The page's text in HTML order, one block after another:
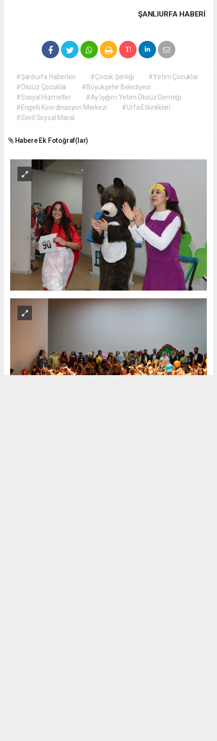
ŞANLIURFA HABERİ
#Şanlıurfa Haberleri #Çocuk Şenliği
#Yetim Çocuklar
#Öksüz Çocuklar
#Büyükşehir Belediyesi
#Sosyal Hizmetler
#Ay Işığım Yetim Öksüz Derneği
#Engelli Koordinasyon Merkezi
#Urfa Etkinlikleri
#Sevil Soysal Maral
Habere Ek Fotoğraf(lar)